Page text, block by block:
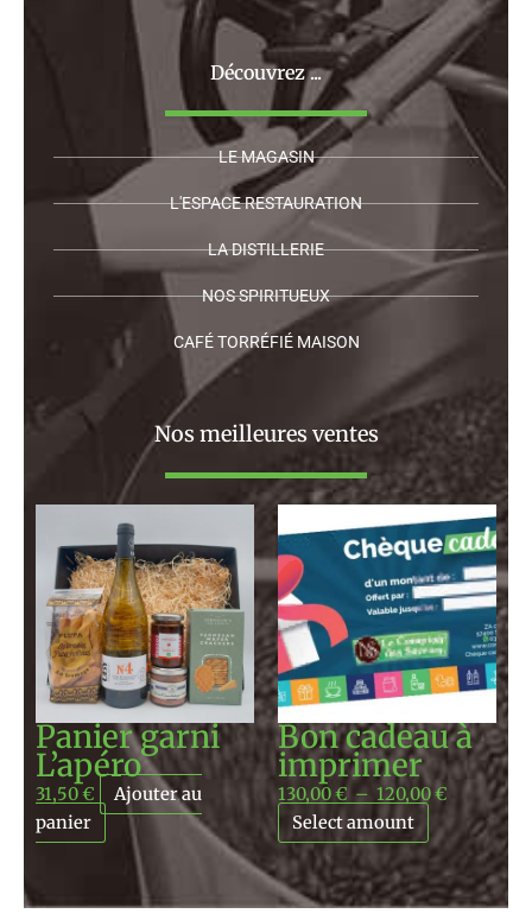
Découvrez ...
LE MAGASIN
L'ESPACE RESTAURATION
LA DISTILLERIE
NOS SPIRITUEUX
CAFÉ TORRÉFIÉ MAISON
Nos meilleures ventes
Panier garni
L’apéro
31,50€
Ajouter au
panier
Bon cadeau à
imprimer
130,00€ – 120,00€
Plage
de
prix :
130,00 €
à
120,00 €
Select amount